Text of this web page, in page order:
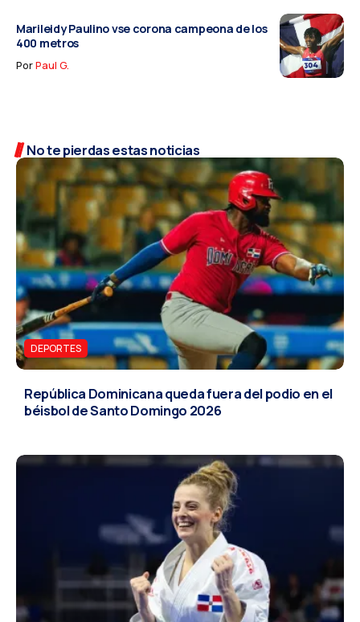
Marileidy Paulino vse corona campeona de los
400 metros
PorPaul G.
No te pierdas estas noticias
DEPORTES
República Dominicana queda fuera del podio en el
béisbol de Santo Domingo 2026